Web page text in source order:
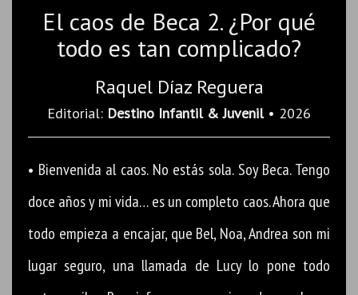
El caos de Beca 2. ¿Por qué
todo es tan complicado?
Raquel Díaz Reguera
Editorial: Destino Infantil & Juvenil• 2026
• Bienvenida al caos. No estás sola. Soy Beca. Tengo
doce años y mi vida… es un completo caos. Ahora que
todo empieza a encajar, que Bel, Noa, Andrea son mi
lugar seguro, una llamada de Lucy lo pone todo